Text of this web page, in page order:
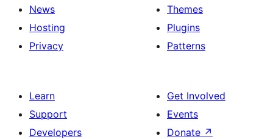
News
Hosting
Privacy
Themes
Plugins
Patterns
Learn
Support
Developers
Get Involved
Events
Donate ↗